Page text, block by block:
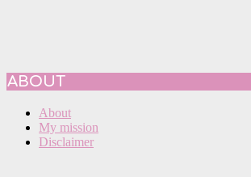
ABOUT
About
My mission
Disclaimer